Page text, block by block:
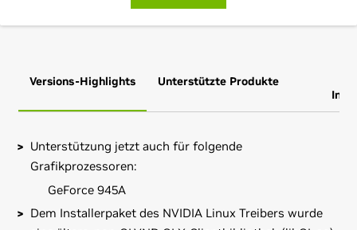
Versions-Highlights Unterstützte Produkte
Unterstützung jetzt auch für folgende
Grafikprozessoren:
GeForce 945A
Dem Installerpaket des NVIDIA Linux Treibers wurde